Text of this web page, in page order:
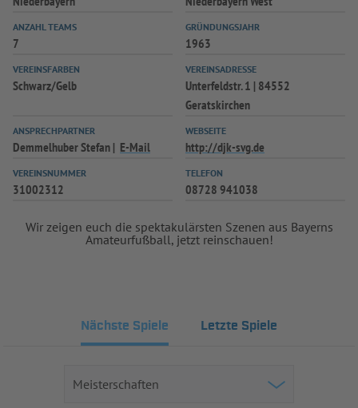
SPIELPLUS
ANZAHL TEAMS
7
GRÜNDUNGSJAHR
1963
VEREINSFARBEN
Schwarz/Gelb
VEREINSADRESSE
Unterfeldstr. 1 | 84552
Geratskirchen
ANSPRECHPARTNER
Demmelhuber Stefan E-Mail
WEBSEITE
http://djk-svg.de
VEREINSNUMMER
31002312
TELEFON
08728 941038
Wir zeigen euch die spektakulärsten Szenen aus Bayerns
Amateurfußball, jetzt reinschauen!
Nächste Spiele Letzte Spiele